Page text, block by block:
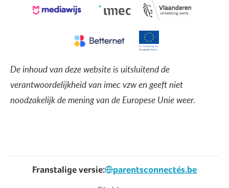
De inhoud van deze website is uitsluitend de
verantwoordelijkheid van imec vzw en geeft niet
noodzakelijk de mening van de Europese Unie weer.
Franstalige versie: parentsconnectés.be